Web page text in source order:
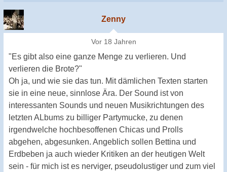
Zenny
Vor 18 Jahren
"Es gibt also eine ganze Menge zu verlieren. Und
verlieren die Brote?"
Oh ja, und wie sie das tun. Mit dämlichen Texten starten
sie in eine neue, sinnlose Ära. Der Sound ist von
interessanten Sounds und neuen Musikrichtungen des
letzten ALbums zu billiger Partymucke, zu denen
irgendwelche hochbesoffenen Chicas und Prolls
abgehen, abgesunken. Angeblich sollen Bettina und
Erdbeben ja auch wieder Kritiken an der heutigen Welt
sein - für mich ist es nerviger, pseudolustiger und zum viel